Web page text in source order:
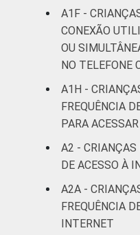
A1F -
CONEXÃO
OU
NO TELEFONE
A1H -
FREQUÊNCIA
PARA
A2 - CRIANÇAS
DE ACESSO À
A2A -
FREQUÊNCIA
INTERNET